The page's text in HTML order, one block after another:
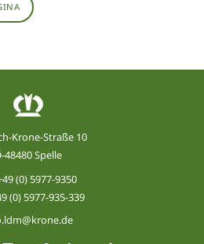
Krone-Straße 10
48480 Spelle
(0) 5977-9350
(0) 5977-935-339